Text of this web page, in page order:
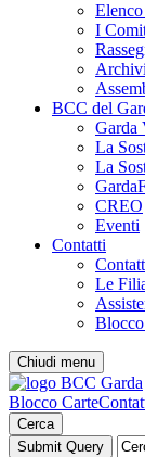
I
BCC del
Garda
La
La
CREO
Eventi
Contatti
Le
Chiudi menu
Blocco Carte
Cerca